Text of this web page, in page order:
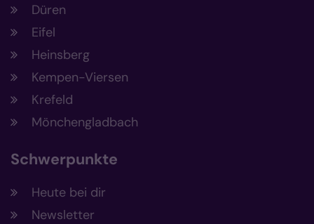
Düren
Eifel
Heinsberg
Kempen-Viersen
Krefeld
Mönchengladbach
Schwerpunkte
Heute bei dir
Newsletter